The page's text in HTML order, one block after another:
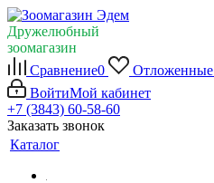
Дружелюбный
зоомагазин
Сравнение0 Отложенные
ВойтиМой кабинет
+7 (3843) 60-58-60
Заказать звонок
Каталог